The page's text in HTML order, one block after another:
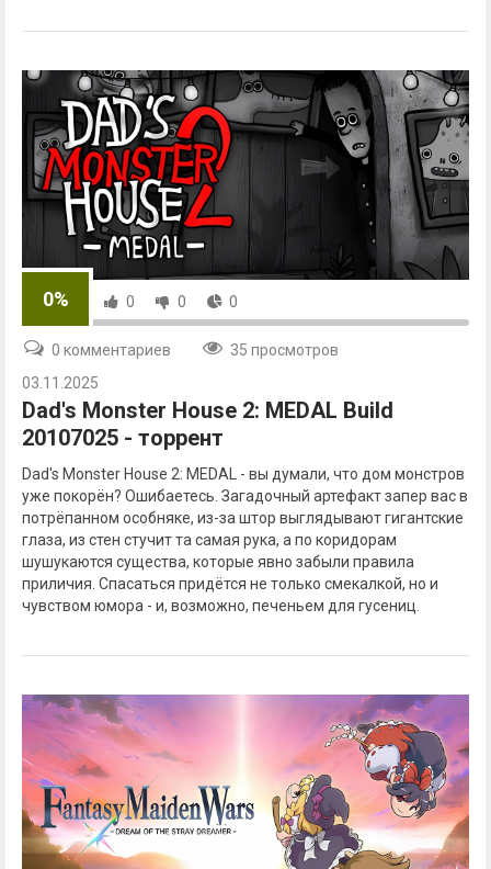
0% 0 0 0
0 комментариев
35 просмотров
03.11.2025
Dad's Monster House 2: MEDAL Build
20107025 - торрент
Dad's Monster House 2: MEDAL - вы думали, что дом монстров
уже покорён? Ошибаетесь. Загадочный артефакт запер вас в
потрёпанном особняке, из-за штор выглядывают гигантские
глаза, из стен стучит та самая рука, а по коридорам
шушукаются существа, которые явно забыли правила
приличия. Спасаться придётся не только смекалкой, но и
чувством юмора - и, возможно, печеньем для гусениц.